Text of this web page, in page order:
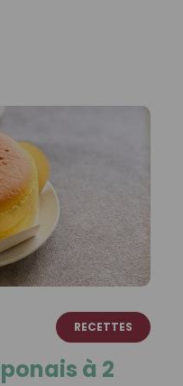
RECETTES
à 2